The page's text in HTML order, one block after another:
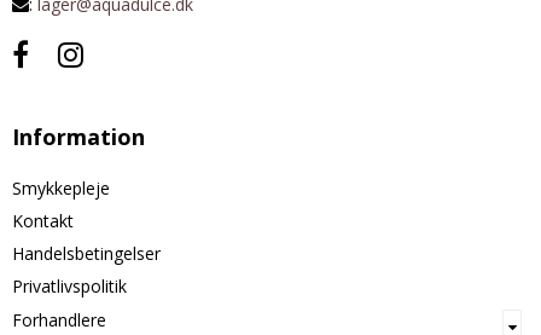
Information
Smykkepleje
Kontakt
Handelsbetingelser
Privatlivspolitik
Forhandlere